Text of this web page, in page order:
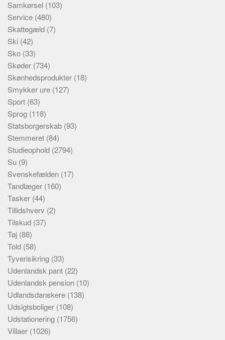
Samkørsel (103)
Service (480)
Skattegæld (7)
Ski (42)
Sko (33)
Skøder (734)
Skønhedsprodukter (18)
Smykker ure (127)
Sport (63)
Sprog (118)
Statsborgerskab (93)
Stemmeret (84)
Studieophold (2794)
Su (9)
Svenskefælden (17)
Tandlæger (160)
Tasker (44)
Tillidshverv (2)
Tilskud (37)
Tøj (88)
Told (58)
Tyverisikring (33)
Udenlandsk pant (22)
Udenlandsk pension (10)
Udlandsdanskere (138)
Udsigtsboliger (108)
Udstationering (1756)
Villaer (1026)